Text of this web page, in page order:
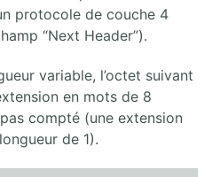
protocole de couche 4
“Next Header”).
variable, l’octet suivant
en mots de 8
compté (une extension
de 1).